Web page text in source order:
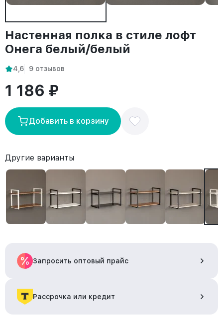
Настенная полка в стиле лофт
Онега белый/белый
4,6 9 отзывов
1 186 ₽
Добавить в корзину
Другие варианты
Запросить оптовый прайс
Рассрочка или кредит